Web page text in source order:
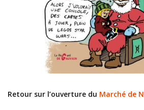
Retour sur l’ouverture du Marché de